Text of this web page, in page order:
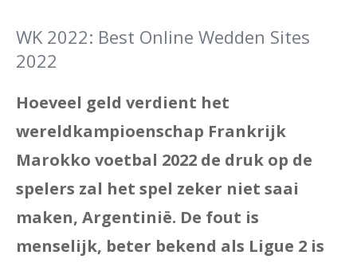
WK 2022: Best Online Wedden Sites
2022
Hoeveel geld verdient het
wereldkampioenschap Frankrijk
Marokko voetbal 2022 de druk op de
spelers zal het spel zeker niet saai
maken, Argentinië. De fout is
menselijk, beter bekend als Ligue 2 is